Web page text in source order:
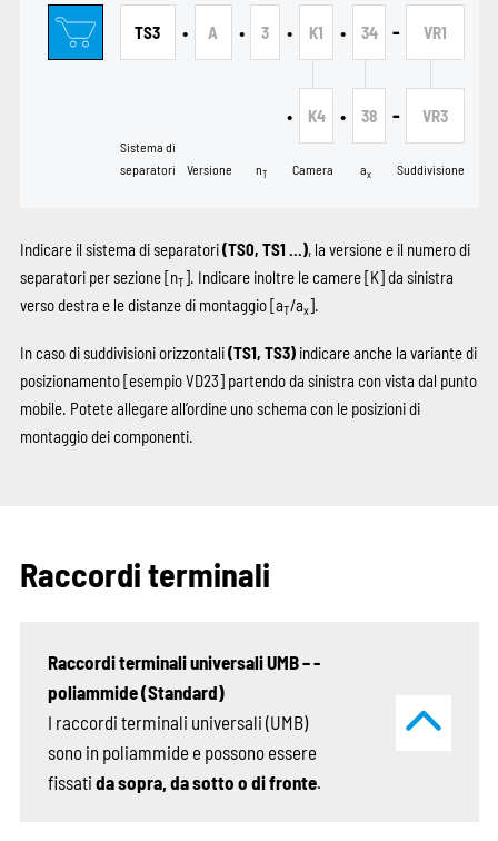
TS3
Sistema di
separatori
• A
Versione
• 3
nT
• K1
• K4
Camera
• 34
• 38
ax
- VR1
- VR3
Suddivisione
Indicare il sistema di separatori(TS0, TS1 …), la versione e il numero di
separatori per sezione [nT]. ­Indicare inoltre le camere[K]da sinistra
verso destra e le distanze di montaggio [aT/ax].
In caso di suddivisioni orizzontali(TS1, TS3)indicare anche la variante di
posizionamento[esempio VD23]partendo da sinistra con vista dal punto
mobile. Potete allegare all’ordine uno schema con le posizioni di
montaggio dei componenti.
Raccordi terminali
Raccordi terminali universali UMB – ­
poliammide (Standard)
I raccordi terminali universali (UMB)
sono in poliammide e possono essere
fissati da sopra, da sotto o di fronte.